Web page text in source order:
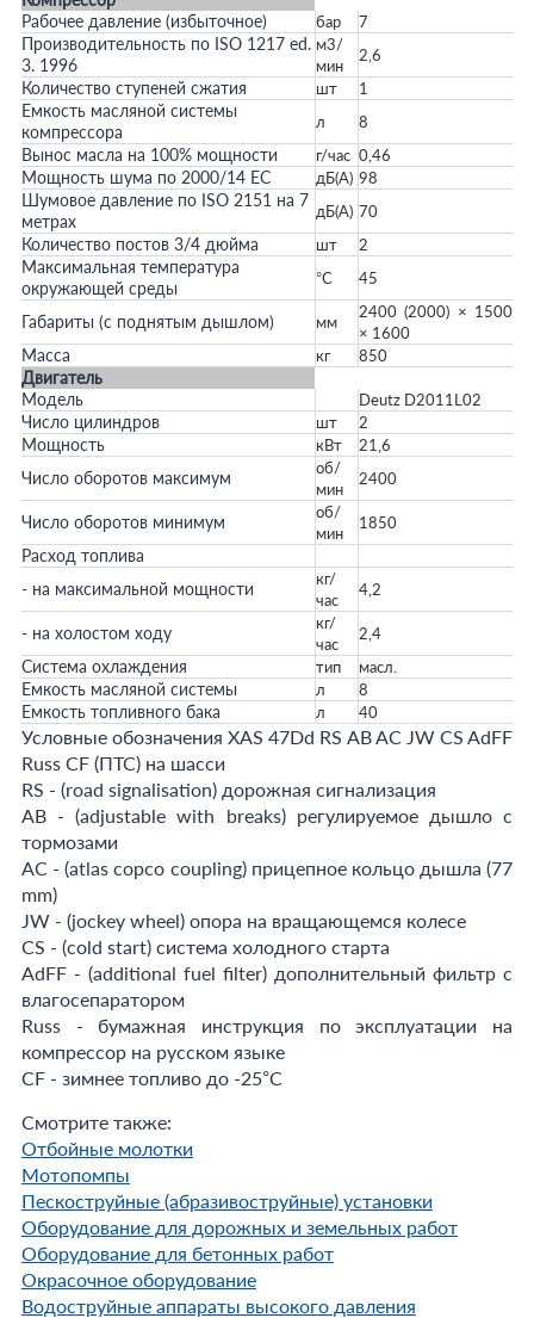
Рабочее давление (избыточное)
бар 7
Производительность по ISO 1217 ed.
3. 1996
м3/
мин
2,6
Количество ступеней сжатия шт 1
Емкость масляной системы
компрессора
л 8
Вынос масла на 100% мощности г/час 0,46
Мощность шума по 2000/14 ЕС дБ(А) 98
Шумовое давление по ISO 2151 на 7
метрах
дБ(А) 70
Количество постов 3/4 дюйма шт 2
Максимальная температура
окружающей среды
°С 45
Габариты (с поднятым дышлом) мм
2400 (2000) × 1500
× 1600
Масса кг 850
Двигатель
Модель
Deutz D2011L02
Число цилиндров шт 2
Мощность кВт 21,6
Число оборотов максимум
об/
мин
2400
Число оборотов минимум
об/
мин
1850
Расход топлива
- на максимальной мощности
кг/
час
4,2
- на холостом ходу
кг/
час
2,4
Система охлаждения тип масл.
Емкость масляной системы л 8
Емкость топливного бака л 40
Условные обозначения XAS 47Dd RS AB AC JW CS AdFF
Russ CF (ПТС) на шасси
RS - (road signalisation) дорожная сигнализация
AB - (adjustable with breaks) регулируемое дышло с
тормозами
AC - (atlas copco coupling) прицепное кольцо дышла (77
mm)
JW - (jockey wheel) опора на вращающемся колесе
CS - (cold start) система холодного старта
AdFF - (additional fuel filter) дополнительный фильтр с
влагосепаратором
Russ - бумажная инструкция по эксплуатации на
компрессор на русском языке
CF - зимнее топливо до -25°С
Смотрите также:
Отбойные молотки
Мотопомпы
Пескоструйные (абразивоструйные) установки
Оборудование для дорожных и земельных работ
Оборудование для бетонных работ
Окрасочное оборудование
Водоструйные аппараты высокого давления